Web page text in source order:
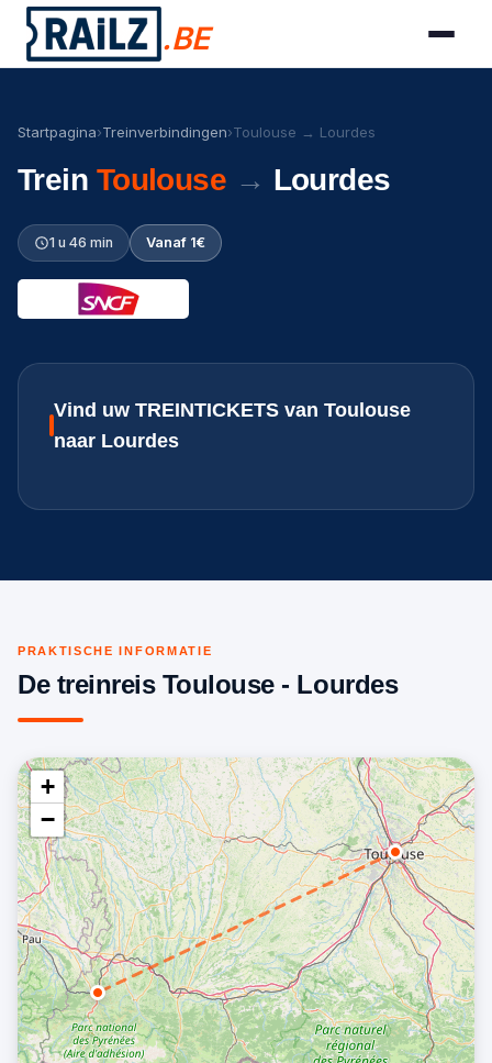
.BE
Startpagina›Treinverbindingen›Toulouse → Lourdes
Trein Toulouse → Lourdes
1 u 46 min Vanaf 1€
Vind uw TREINTICKETS van Toulouse
naar Lourdes
PRAKTISCHE INFORMATIE
De treinreis Toulouse - Lourdes
+
−